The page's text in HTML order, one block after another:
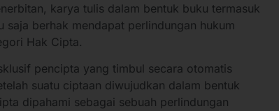
karya tulis dalam bentuk buku termasuk
saja berhak mendapat perlindungan hukum
Hak Cipta.
pencipta yang timbul secara otomatis
suatu ciptaan diwujudkan dalam bentuk
dipahami sebagai sebuah perlindungan